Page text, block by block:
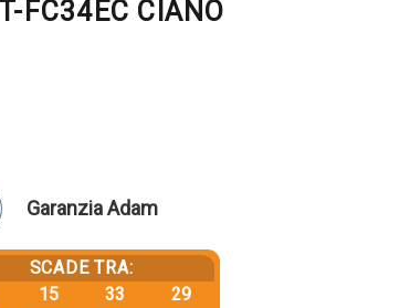
CIANO
Garanzia Adam
SCADE TRA:
15
33
28